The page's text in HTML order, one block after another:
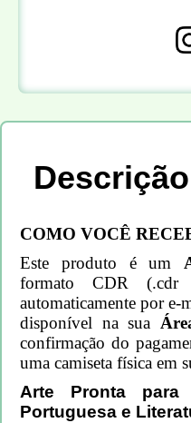
COMO VOCÊ
Este produto é um
formato CDR
automaticamente por
disponível na sua
confirmação do
uma camiseta física em
Arte Pronta para
Portuguesa e